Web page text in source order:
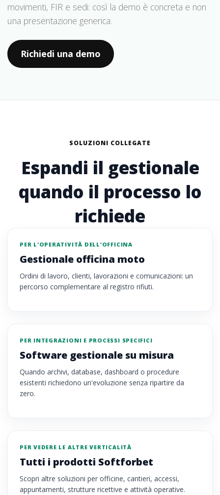
movimenti, FIR e sedi: così la demo è concreta e non
una presentazione generica.
Richiedi una demo
SOLUZIONI COLLEGATE
Espandi il gestionale
quando il processo lo
richiede
PER L'OPERATIVITÀ DELL'OFFICINA
Gestionale officina moto
Ordini di lavoro, clienti, lavorazioni e comunicazioni: un
percorso complementare al registro rifiuti.
PER INTEGRAZIONI E PROCESSI SPECIFICI
Software gestionale su misura
Quando archivi, database, dashboard o procedure
esistenti richiedono un'evoluzione senza ripartire da
zero.
PER VEDERE LE ALTRE VERTICALITÀ
Tutti i prodotti Softforbet
Scopri altre soluzioni per officine, cantieri, accessi,
appuntamenti, strutture ricettive e attività operative.